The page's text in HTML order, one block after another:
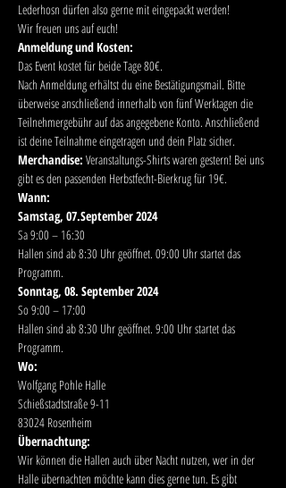
Lederhosn dürfen also gerne mit eingepackt werden!
Wir freuen uns auf euch!
Anmeldung und Kosten:
Das Event kostet für beide Tage 80€.
Nach Anmeldung erhältst du eine Bestätigungsmail. Bitte
überweise anschließend innerhalb von fünf Werktagen die
Teilnehmergebühr auf das angegebene Konto. Anschließend
ist deine Teilnahme eingetragen und dein Platz sicher.
Merchandise: Veranstaltungs-Shirts waren gestern! Bei uns
gibt es den passenden Herbstfecht-Bierkrug für 19€.
Wann:
Samstag, 07.September 2024
Sa 9:00 – 16:30
Hallen sind ab 8:30 Uhr geöffnet. 09:00 Uhr startet das
Programm.
Sonntag, 08. September 2024
So 9:00 – 17:00
Hallen sind ab 8:30 Uhr geöffnet. 9:00 Uhr startet das
Programm.
Wo:
Wolfgang Pohle Halle
Schießstadtstraße 9-11
83024 Rosenheim
Übernachtung:
Wir können die Hallen auch über Nacht nutzen, wer in der
Halle übernachten möchte kann dies gerne tun. Es gibt